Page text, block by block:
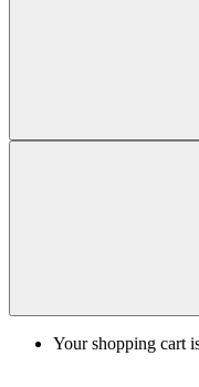
Your shopping cart